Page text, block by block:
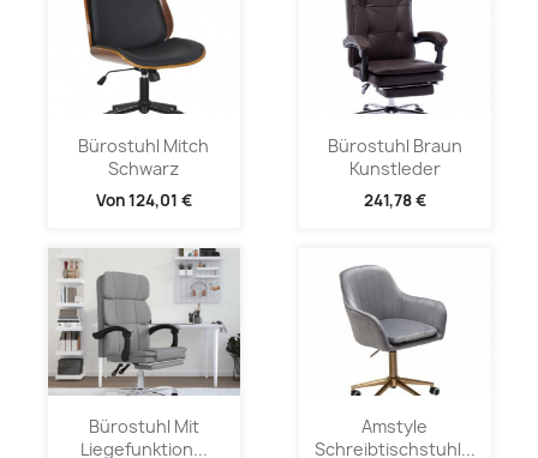
Bürostuhl Mitch
Schwarz
Von124,01 €
Bürostuhl Braun
Kunstleder
241,78 €
Bürostuhl Mit
Liegefunktion...
Amstyle
Schreibtischstuhl...